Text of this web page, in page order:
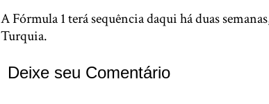
A Fórmula 1 terá sequência daqui há duas
Turquia.
Deixe seu Comentário